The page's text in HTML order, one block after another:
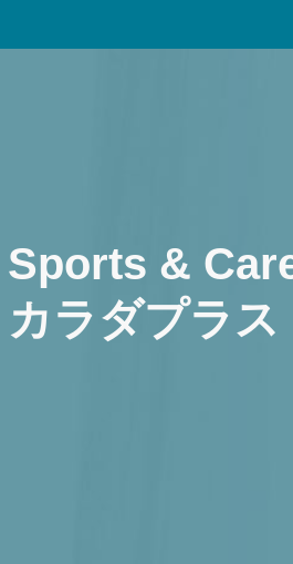
Sports &
カラダプラス